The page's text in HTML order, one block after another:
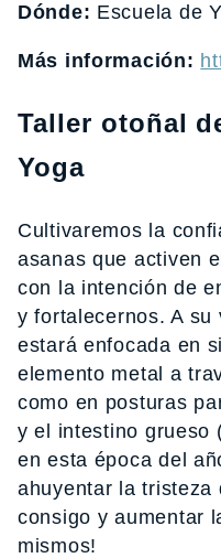
Dónde: Escuela de
Más información:
Taller otoñal
Yoga
Cultivaremos la
asanas que activen
con la intención de
y fortalecernos. A
estará enfocada en
elemento metal a
como en posturas
y el intestino grueso
en esta época del
ahuyentar la tristeza
consigo y aumentar
mismos!